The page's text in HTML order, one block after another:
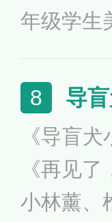
年级学生
情，失而
隔。影片
的所有
怀揣秘
8 导
《导盲
《再见
小林薰、